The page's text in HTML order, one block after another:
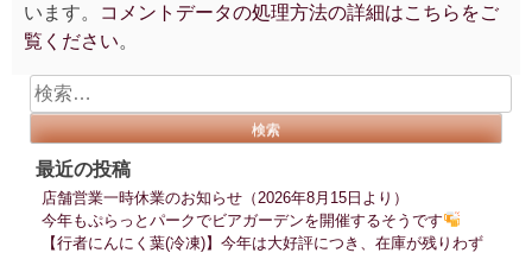
います。
コメントデータの処理方法の詳細はこちらをご
覧ください。
検
索:
最近の投稿
店舗営業一時休業のお知らせ（2026年8月15日より）
今年もぷらっとパークでビアガーデンを開催するそうです
【行者にんにく葉(冷凍)】今年は大好評につき、在庫が残りわず